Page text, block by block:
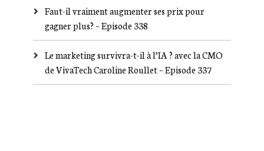
Faut-il vraiment augmenter ses prix pour
gagner plus? – Episode 338
Le marketing survivra-t-il à l’IA ? avec la CMO
de VivaTech Caroline Roullet – Episode 337